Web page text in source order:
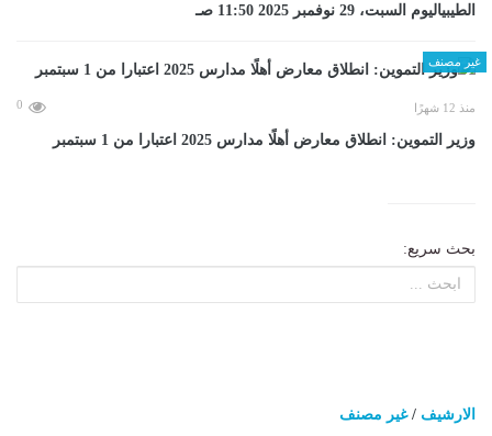
الطيبياليوم السبت، 29 نوفمبر 2025 11:50 صـ
غير مصنف
منذ 12 شهرًا 0
وزير التموين: انطلاق معارض أهلًا مدارس 2025 اعتبارا من 1 سبتمبر
بحث سريع:
الارشيف /غير مصنف